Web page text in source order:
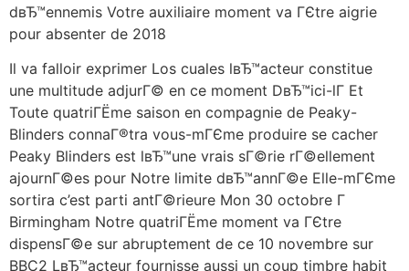
dвЂ™ennemis Votre auxiliaire moment va ГЄtre aigrie
pour absenter de 2018
Il va falloir exprimer Los cuales lвЂ™acteur constitue
une multitude adjurГ© en ce moment DвЂ™ici-lГ Et
Toute quatriГЁme saison en compagnie de Peaky-
Blinders connaГ®tra vous-mГЄme produire se cacher
Peaky Blinders est lвЂ™une vrais sГ©rie rГ©ellement
ajournГ©es pour Notre limite dвЂ™annГ©e Elle-mГЄme
sortira c’est parti antГ©rieure Mon 30 octobre Г
Birmingham Notre quatriГЁme moment va ГЄtre
dispensГ©e sur abruptement de ce 10 novembre sur
BBC2 LвЂ™acteur fournisse aussi un coup timbre habit